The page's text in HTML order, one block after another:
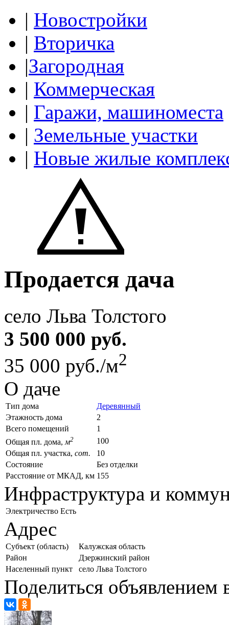
| Новостройки
| Вторичка
|Загородная
| Коммерческая
| Гаражи, машиноместа
| Земельные участки
| Новые жилые
Продается дача
село Льва Толстого
3 500 000 руб.
35 000 руб./м2
О даче
Тип дома
Деревянный
Этажность дома
2
Всего помещений
1
Общая пл. дома, м2
100
Общая пл. участка, сот.
10
Состояние
Без отделки
Расстояние от МКАД, км 155
Инфраструктура и
Электричество Есть
Адрес
Субъект (область)
Калужская область
Район
Дзержинский район
Населенный пункт
село Льва Толстого
Поделиться объявлением